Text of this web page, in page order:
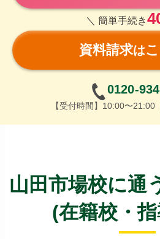
＼ 簡単手続き
資料請求は
0120-
【受付時間】10:00〜21:00
山田市場校に通
(在籍校・